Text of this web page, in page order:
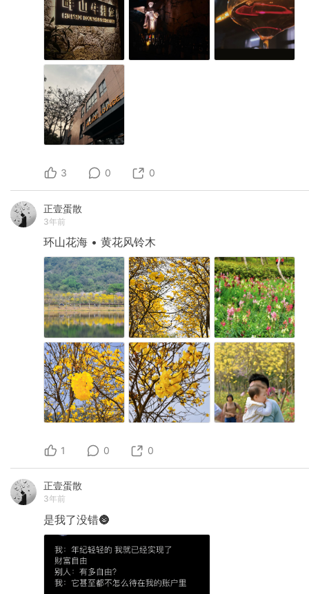
3 0 0
正壹蛋散
3年前
环山花海 • 黄花风铃木
1 0 0
正壹蛋散
3年前
是我了没错🌚